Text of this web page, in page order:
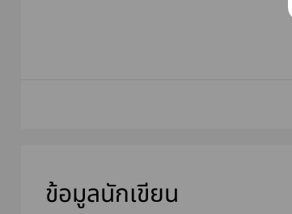
ข้อมูลนักเขียน